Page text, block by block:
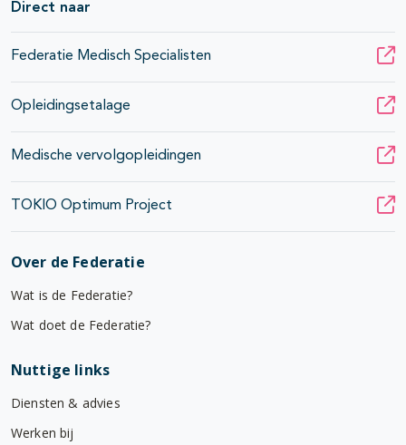
Direct naar
Federatie Medisch Specialisten
Opleidingsetalage
Medische vervolgopleidingen
TOKIO Optimum Project
Over de Federatie
Wat is de Federatie?
Wat doet de Federatie?
Nuttige links
Diensten & advies
Werken bij